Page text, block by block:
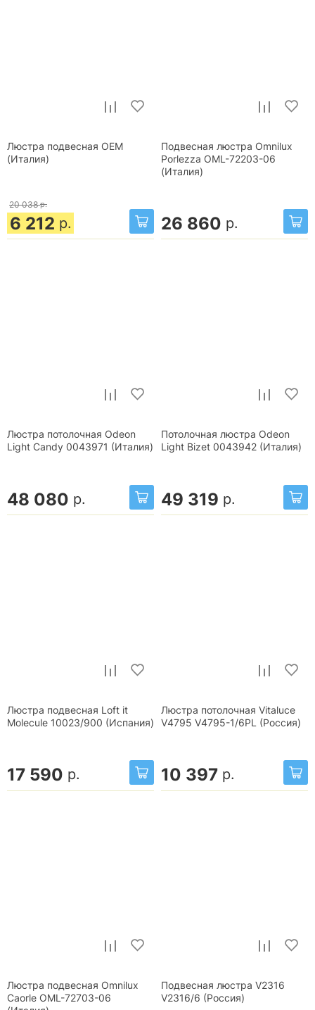
Люстра подвесная OEM
(Италия)
20 038 р.
6 212 р.
Подвесная люстра Omnilux
Porlezza OML-72203-06
(Италия)
26 860 р.
Люстра потолочная Odeon
Light Candy 0043971 (Италия)
48 080 р.
Потолочная люстра Odeon
Light Bizet 0043942 (Италия)
49 319 р.
Люстра подвесная Loft it
Molecule 10023/900 (Испания)
17 590 р.
Люстра потолочная Vitaluce
V4795 V4795-1/6PL (Россия)
10 397 р.
Люстра подвесная Omnilux
Caorle OML-72703-06
Подвесная люстра V2316
V2316/6 (Россия)